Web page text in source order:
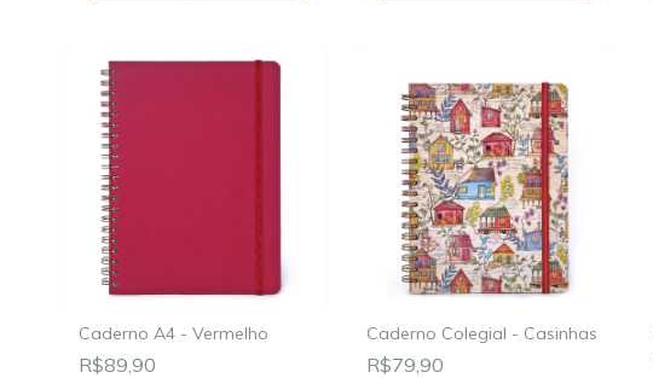
Caderno A4 - Vermelho
R$89,90
Caderno Colegial - Casinhas
R$79,90